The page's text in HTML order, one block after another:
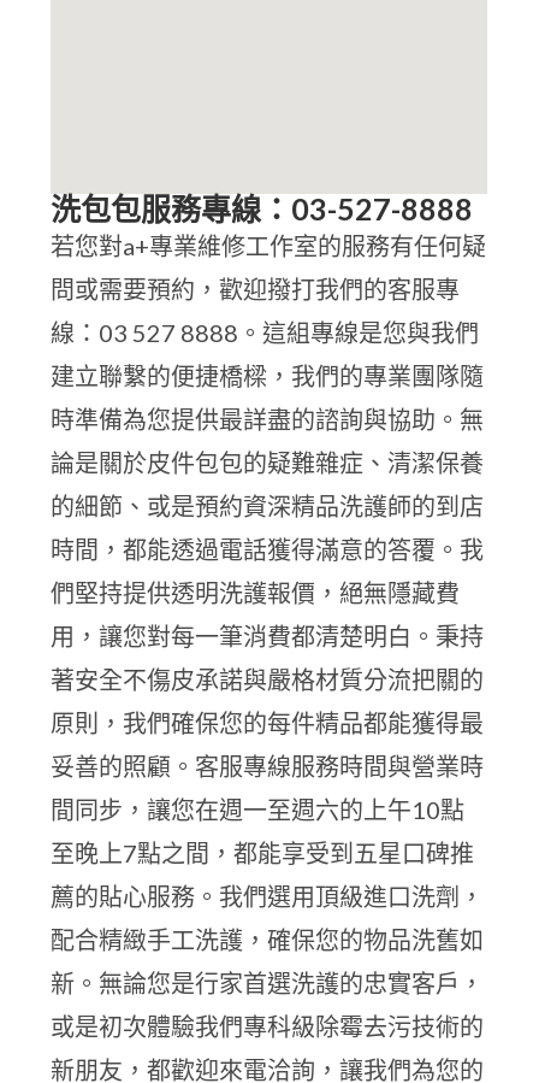
洗包包服務專線：03-527-8888
若您對a+專業維修工作室的服務有任何疑
問或需要預約，歡迎撥打我們的客服專
線：03 527 8888。這組專線是您與我們
建立聯繫的便捷橋樑，我們的專業團隊隨
時準備為您提供最詳盡的諮詢與協助。無
論是關於皮件包包的疑難雜症、清潔保養
的細節、或是預約資深精品洗護師的到店
時間，都能透過電話獲得滿意的答覆。我
們堅持提供透明洗護報價，絕無隱藏費
用，讓您對每一筆消費都清楚明白。秉持
著安全不傷皮承諾與嚴格材質分流把關的
原則，我們確保您的每件精品都能獲得最
妥善的照顧。客服專線服務時間與營業時
間同步，讓您在週一至週六的上午10點
至晚上7點之間，都能享受到五星口碑推
薦的貼心服務。我們選用頂級進口洗劑，
配合精緻手工洗護，確保您的物品洗舊如
新。無論您是行家首選洗護的忠實客戶，
或是初次體驗我們專科級除霉去污技術的
新朋友，都歡迎來電洽詢，讓我們為您的